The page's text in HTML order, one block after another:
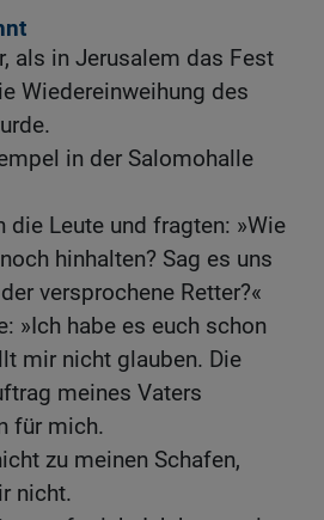
als in Jerusalem das Fest
Wiedereinweihung des
in der Salomohalle
die Leute und fragten: »Wie
hinhalten? Sag es uns
versprochene Retter?«
»Ich habe es euch schon
mir nicht glauben. Die
meines Vaters
für mich.
zu meinen Schafen,
nicht.